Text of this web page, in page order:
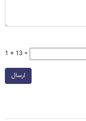
1 + 13 =
ارسال